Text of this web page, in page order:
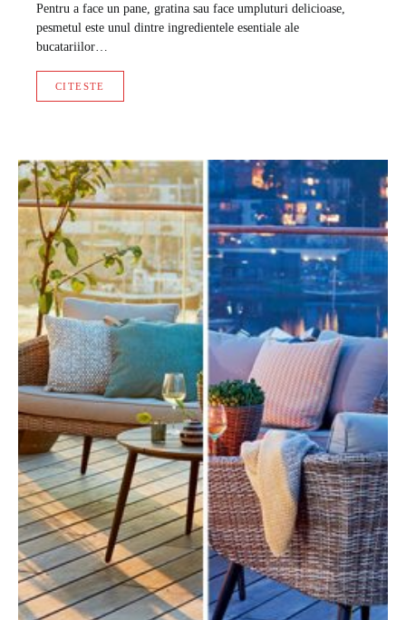
Pentru a face un pane, gratina sau face umpluturi delicioase,
pesmetul este unul dintre ingredientele esentiale ale
bucatariilor…
CITESTE